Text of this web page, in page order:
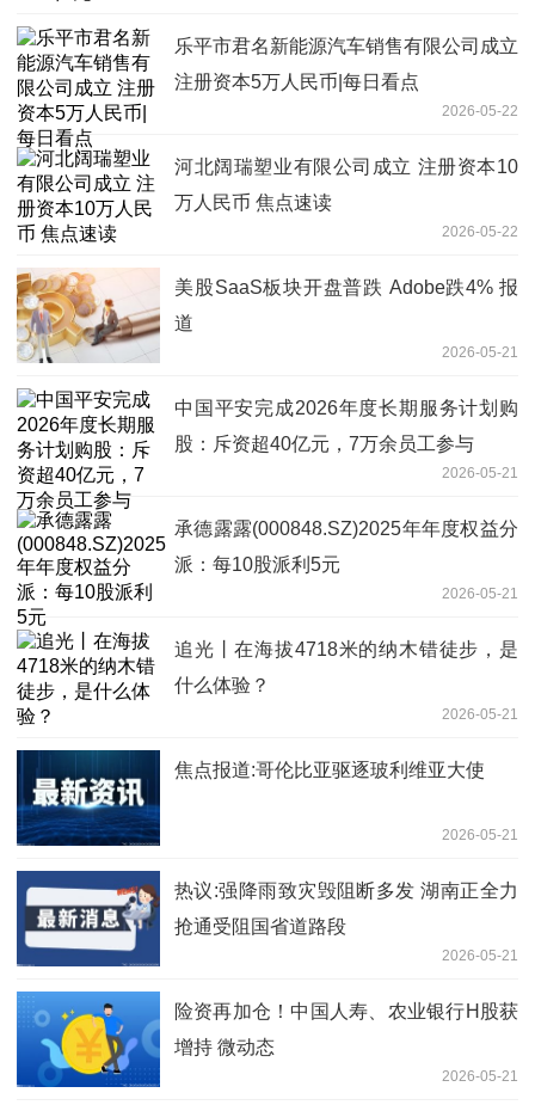
乐平市君名新能源汽车销售有限公司成立
注册资本5万人民币|每日看点
2026-05-22
河北阔瑞塑业有限公司成立 注册资本10
万人民币 焦点速读
2026-05-22
美股SaaS板块开盘普跌 Adobe跌4% 报
道
2026-05-21
中国平安完成2026年度长期服务计划购
股：斥资超40亿元，7万余员工参与
2026-05-21
承德露露(000848.SZ)2025年年度权益分
派：每10股派利5元
2026-05-21
追光丨在海拔4718米的纳木错徒步，是
什么体验？
2026-05-21
焦点报道:哥伦比亚驱逐玻利维亚大使
2026-05-21
热议:强降雨致灾毁阻断多发 湖南正全力
抢通受阻国省道路段
2026-05-21
险资再加仓！中国人寿、农业银行H股获
增持 微动态
2026-05-21